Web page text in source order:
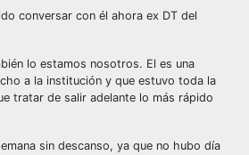
conversar con él ahora ex DT del
lo estamos nosotros. El es una
a la institución y que estuvo toda la
tratar de salir adelante lo más rápido
sin descanso, ya que no hubo día